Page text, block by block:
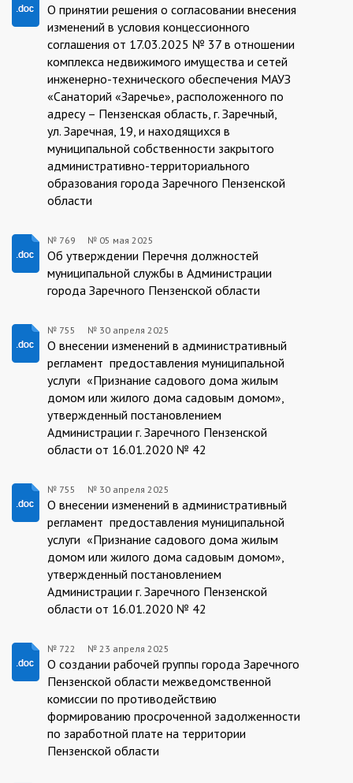
766/05.05.2025
О принятии решения о согласовании внесения
изменений в условия концессионного
соглашения от 17.03.2025 № 37 в отношении
комплекса недвижимого имущества и сетей
инженерно-технического обеспечения МАУЗ
«Санаторий «Заречье», расположенного по
адресу – Пензенская область, г. Заречный,
ул. Заречная, 19, и находящихся в
муниципальной собственности закрытого
административно-территориального
образования города Заречного Пензенской
области
769/05.05.2025
№ 769 № 05 мая 2025
Об утверждении Перечня должностей
муниципальной службы в Администрации
города Заречного Пензенской области
755/30.04.2025
№ 755 № 30 апреля 2025
О внесении изменений в административный
регламент предоставления муниципальной
услуги «Признание садового дома жилым
домом или жилого дома садовым домом»,
утвержденный постановлением
Администрации г. Заречного Пензенской
области от 16.01.2020 № 42
755/30.04.2025
№ 755 № 30 апреля 2025
О внесении изменений в административный
регламент предоставления муниципальной
услуги «Признание садового дома жилым
домом или жилого дома садовым домом»,
утвержденный постановлением
Администрации г. Заречного Пензенской
области от 16.01.2020 № 42
722/23.04.2025
№ 722 № 23 апреля 2025
О создании рабочей группы города Заречного
Пензенской области межведомственной
комиссии по противодействию
формированию просроченной задолженности
по заработной плате на территории
Пензенской области